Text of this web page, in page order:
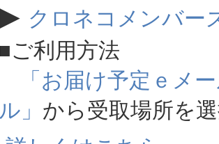
クロネコメンバー
利用方法
「お届け予定ｅメ
ル」 から受取場所を